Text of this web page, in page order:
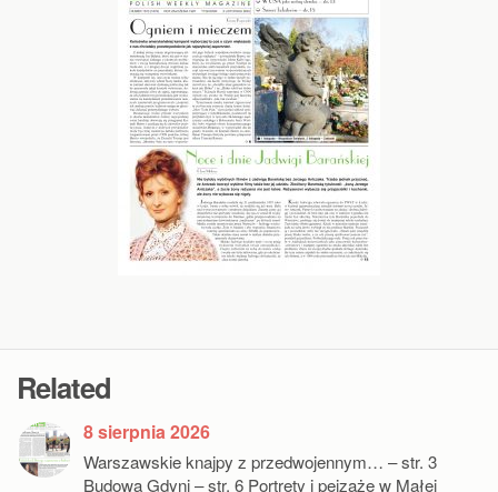
Related
8 sierpnia 2026
Warszawskie knajpy z przedwojennym… – str. 3
Budowa Gdyni – str. 6 Portrety i pejzaże w Małej